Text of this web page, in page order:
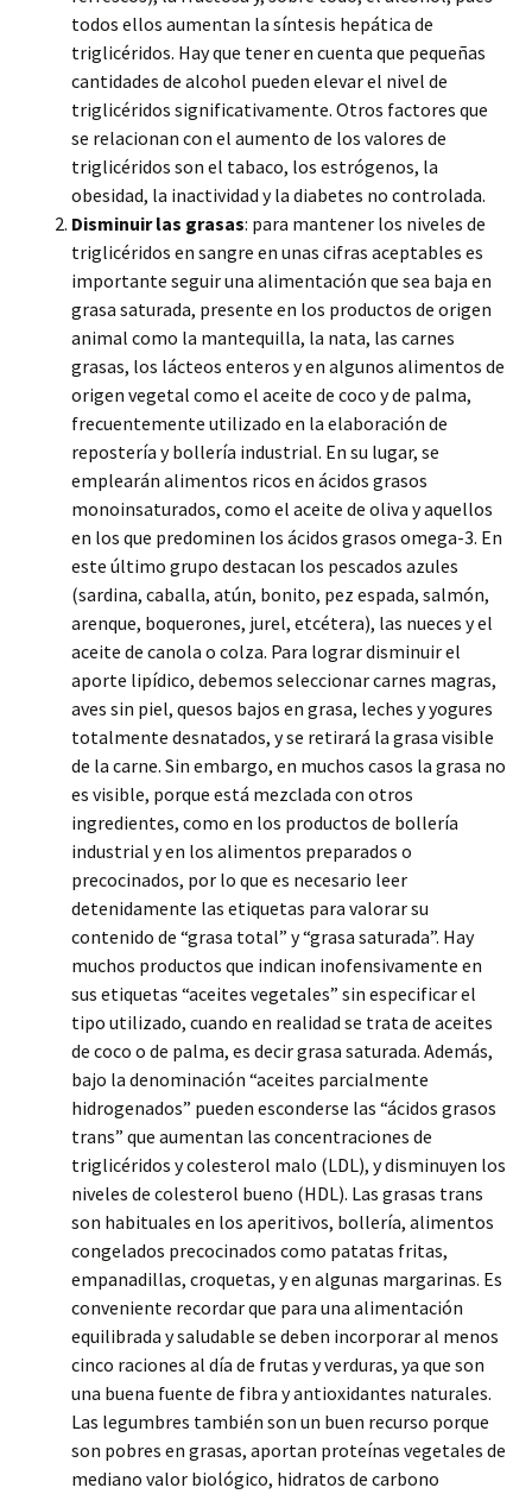
todos ellos aumentan la síntesis hepática de
triglicéridos. Hay que tener en cuenta que pequeñas
cantidades de alcohol pueden elevar el nivel de
triglicéridos significativamente. Otros factores que
se relacionan con el aumento de los valores de
triglicéridos son el tabaco, los estrógenos, la
obesidad, la inactividad y la diabetes no controlada.
Disminuir las grasas: para mantener los niveles de
triglicéridos en sangre en unas cifras aceptables es
importante seguir una alimentación que sea baja en
grasa saturada, presente en los productos de origen
animal como la mantequilla, la nata, las carnes
grasas, los lácteos enteros y en algunos alimentos de
origen vegetal como el aceite de coco y de palma,
frecuentemente utilizado en la elaboración de
repostería y bollería industrial. En su lugar, se
emplearán alimentos ricos en ácidos grasos
monoinsaturados, como el aceite de oliva y aquellos
en los que predominen los ácidos grasos omega-3. En
este último grupo destacan los pescados azules
(sardina, caballa, atún, bonito, pez espada, salmón,
arenque, boquerones, jurel, etcétera), las nueces y el
aceite de canola o colza. Para lograr disminuir el
aporte lipídico, debemos seleccionar carnes magras,
aves sin piel, quesos bajos en grasa, leches y yogures
totalmente desnatados, y se retirará la grasa visible
de la carne. Sin embargo, en muchos casos la grasa no
es visible, porque está mezclada con otros
ingredientes, como en los productos de bollería
industrial y en los alimentos preparados o
precocinados, por lo que es necesario leer
detenidamente las etiquetas para valorar su
contenido de “grasa total” y “grasa saturada”. Hay
muchos productos que indican inofensivamente en
sus etiquetas “aceites vegetales” sin especificar el
tipo utilizado, cuando en realidad se trata de aceites
de coco o de palma, es decir grasa saturada. Además,
bajo la denominación “aceites parcialmente
hidrogenados” pueden esconderse las “ácidos grasos
trans” que aumentan las concentraciones de
triglicéridos y colesterol malo (LDL), y disminuyen los
niveles de colesterol bueno (HDL). Las grasas trans
son habituales en los aperitivos, bollería, alimentos
congelados precocinados como patatas fritas,
empanadillas, croquetas, y en algunas margarinas. Es
conveniente recordar que para una alimentación
equilibrada y saludable se deben incorporar al menos
cinco raciones al día de frutas y verduras, ya que son
una buena fuente de fibra y antioxidantes naturales.
Las legumbres también son un buen recurso porque
son pobres en grasas, aportan proteínas vegetales de
mediano valor biológico, hidratos de carbono